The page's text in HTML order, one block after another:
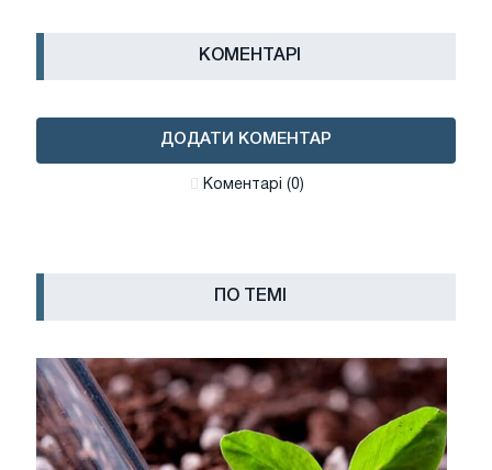
КОМЕНТАРІ
ДОДАТИ КОМЕНТАР
Коментарі (0)
ПО ТЕМІ